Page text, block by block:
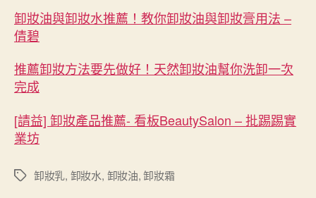
卸妝油與卸妝水推薦！教你卸妝油與卸妝膏用法 –
倩碧
推薦卸妝方法要先做好！天然卸妝油幫你洗卸一次
完成
[請益] 卸妝產品推薦- 看板BeautySalon – 批踢踢實
業坊
標
卸妝乳, 卸妝水, 卸妝油,卸妝霜